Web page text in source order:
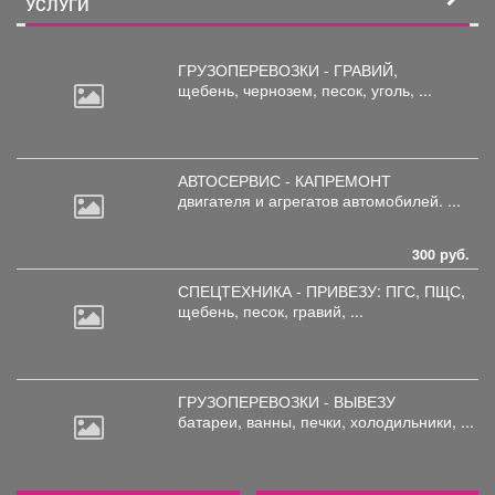
УСЛУГИ
ГРУЗОПЕРЕВОЗКИ - ГРАВИЙ,
щебень, чернозем, песок, уголь, ...
АВТОСЕРВИС - КАПРЕМОНТ
двигателя и агрегатов автомобилей. ...
300 руб.
СПЕЦТЕХНИКА - ПРИВЕЗУ: ПГС, ПЩС,
щебень, песок, гравий, ...
ГРУЗОПЕРЕВОЗКИ - ВЫВЕЗУ
батареи, ванны, печки, холодильники, ...